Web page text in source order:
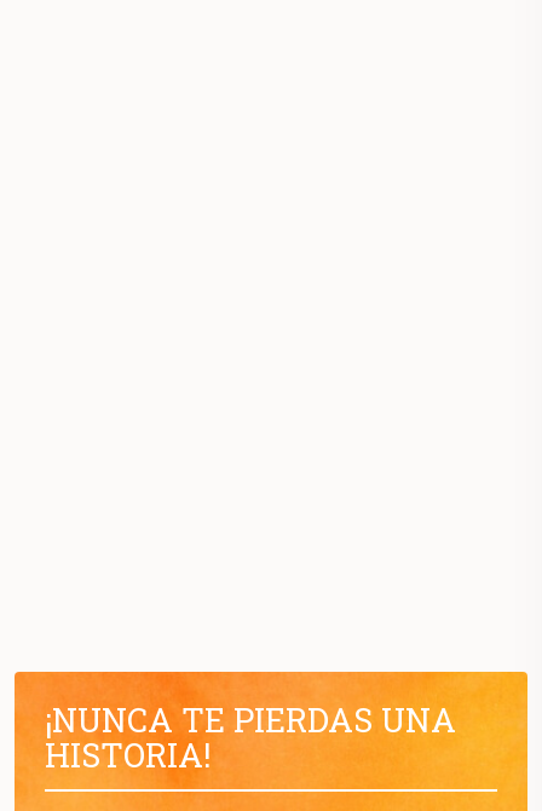
¡NUNCA TE PIERDAS UNA
HISTORIA!